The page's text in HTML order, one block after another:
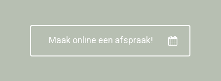
Maak online een afspraak!